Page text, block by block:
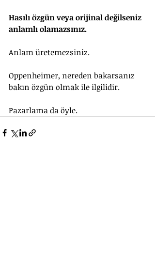
Hasılı özgün veya orijinal değilseniz
anlamlı olamazsınız.
Anlam üretemezsiniz.
Oppenheimer, nereden bakarsanız
bakın özgün olmak ile ilgilidir.
Pazarlama da öyle.